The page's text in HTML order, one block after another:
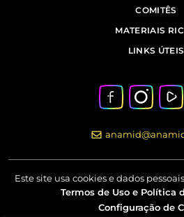
COMITÊS
MATERIAIS
LINKS ÚTEIS
Este site usa cookies e dados
Termos de Uso e Política
Configuração de